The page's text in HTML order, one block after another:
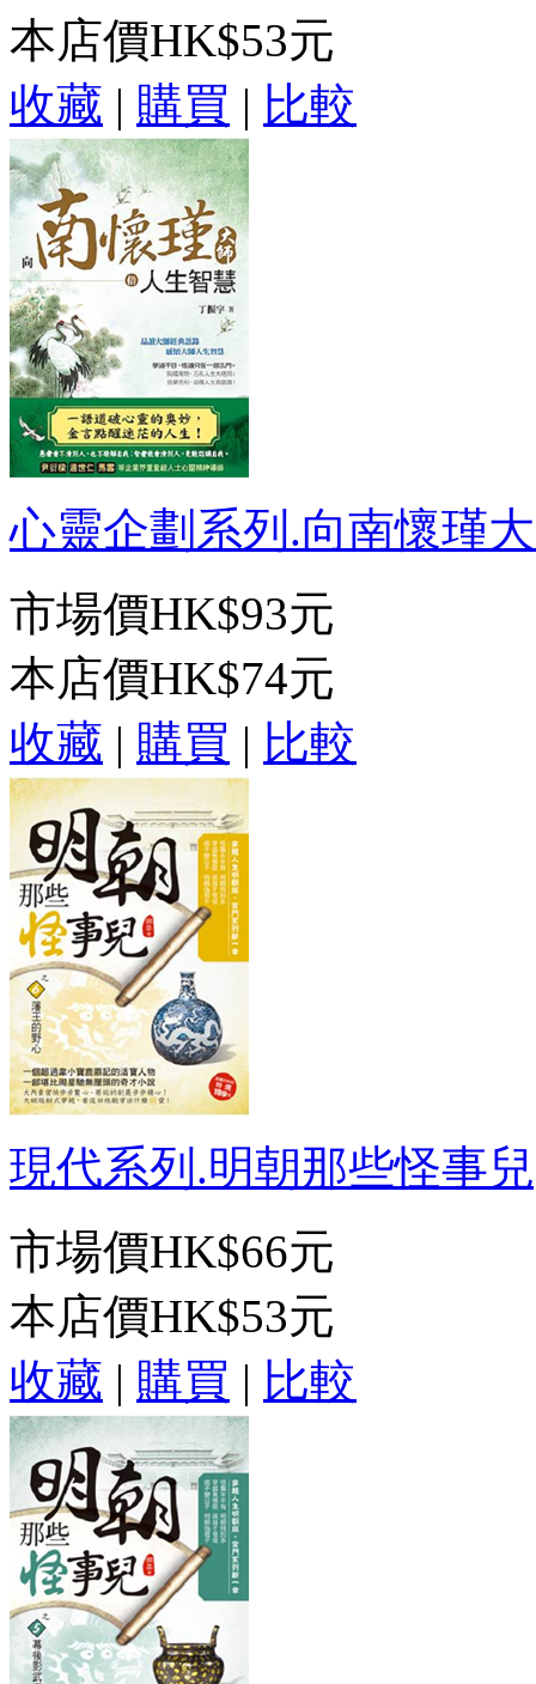
本店價HK$53元
收藏 | 購買 | 比較
心靈企劃系列.向南懷瑾
市場價HK$93元
本店價HK$74元
收藏 | 購買 | 比較
現代系列.明朝那些怪事
市場價HK$66元
本店價HK$53元
收藏 | 購買 | 比較